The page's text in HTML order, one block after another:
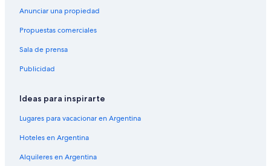
Anunciar una propiedad
Propuestas comerciales
Sala de prensa
Publicidad
Ideas para inspirarte
Lugares para vacacionar en Argentina
Hoteles en Argentina
Alquileres en Argentina